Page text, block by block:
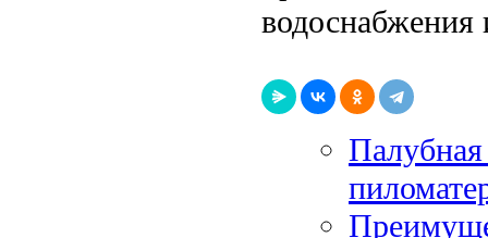
водоснабжения